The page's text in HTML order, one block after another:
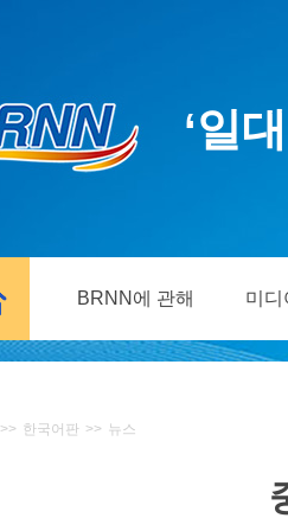
‘일
BRNN에 관해 미디
>> 한국어판 >> 뉴스